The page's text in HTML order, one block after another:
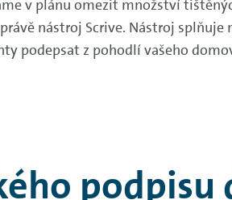
v plánu omezit množství
nástroj Scrive. Nástroj splňuje
podepsat z pohodlí vašeho
podpisu